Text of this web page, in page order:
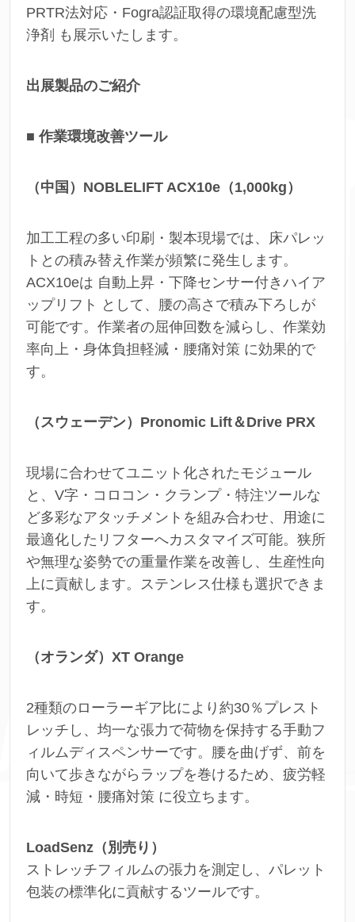
PRTR法対応・Fogra認証取得の環境配慮型洗
浄剤 も展示いたします。
出展製品のご紹介
■ 作業環境改善ツール
（中国）NOBLELIFT ACX10e（1,000kg）
加工工程の多い印刷・製本現場では、床パレッ
トとの積み替え作業が頻繁に発生します。
ACX10eは 自動上昇・下降センサー付きハイア
ップリフト として、腰の高さで積み下ろしが
可能です。作業者の屈伸回数を減らし、作業効
率向上・身体負担軽減・腰痛対策 に効果的で
す。
（スウェーデン）Pronomic Lift＆Drive PRX
現場に合わせてユニット化されたモジュール
と、V字・コロコン・クランプ・特注ツールな
ど多彩なアタッチメントを組み合わせ、用途に
最適化したリフターへカスタマイズ可能。狭所
や無理な姿勢での重量作業を改善し、生産性向
上に貢献します。ステンレス仕様も選択できま
す。
（オランダ）XT Orange
2種類のローラーギア比により約30％プレスト
レッチし、均一な張力で荷物を保持する手動フ
ィルムディスペンサーです。腰を曲げず、前を
向いて歩きながらラップを巻けるため、疲労軽
減・時短・腰痛対策 に役立ちます。
LoadSenz（別売り）
ストレッチフィルムの張力を測定し、パレット
包装の標準化に貢献するツールです。